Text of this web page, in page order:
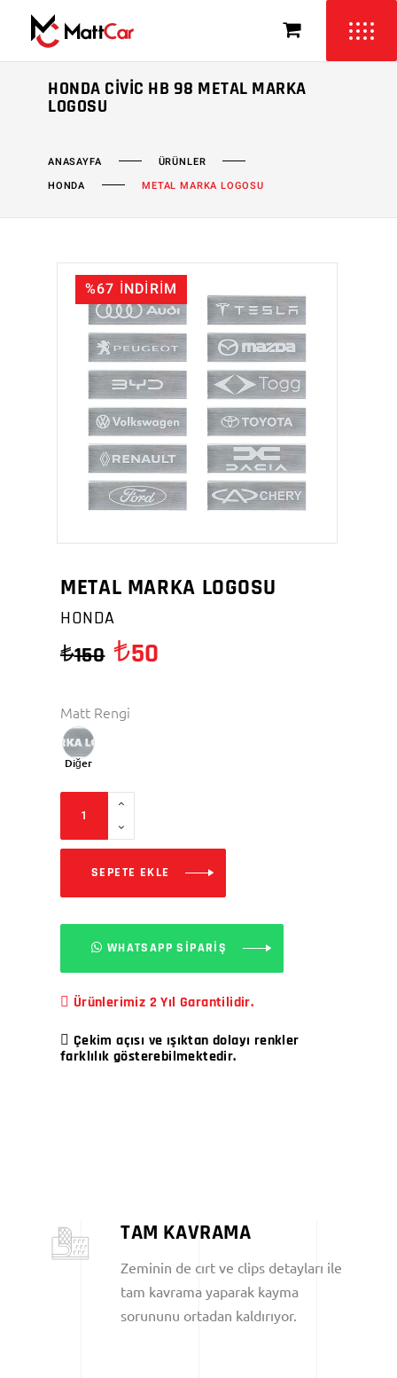
HONDA CIVIC HB 98 METAL MARKA
LOGOSU
ANASAYFA
ÜRÜNLER
HONDA
METAL MARKA LOGOSU
%67 İNDİRİM
METAL MARKA LOGOSU
HONDA
150 50
Matt Rengi
Diğer
SEPETE EKLE
WHATSAPP SİPARİŞ
Ürünlerimiz 2 Yıl Garantilidir.
Çekim açısı ve ışıktan dolayı renkler
farklılık gösterebilmektedir.
TAM KAVRAMA
Zeminin de cırt ve clips detayları ile
tam kavrama yaparak kayma
sorununu ortadan kaldırıyor.